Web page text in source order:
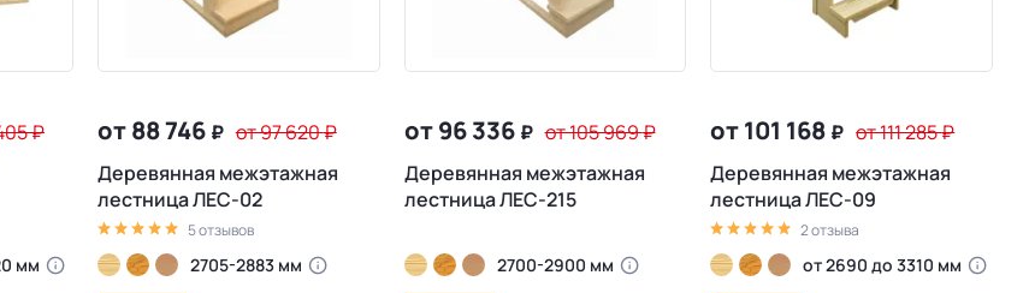
₽
мм
от 88 746 ₽ от 97 620₽
Деревянная межэтажная
лестница ЛЕС-02
5 отзывов
2705-2883 мм
от 96 336 ₽ от 105 969₽
Деревянная межэтажная
лестница ЛЕС-215
2700-2900 мм
от 101 168 ₽ от 111 285₽
Деревянная межэтажная
лестница ЛЕС-09
2 отзыва
от 2690 до 3310 мм